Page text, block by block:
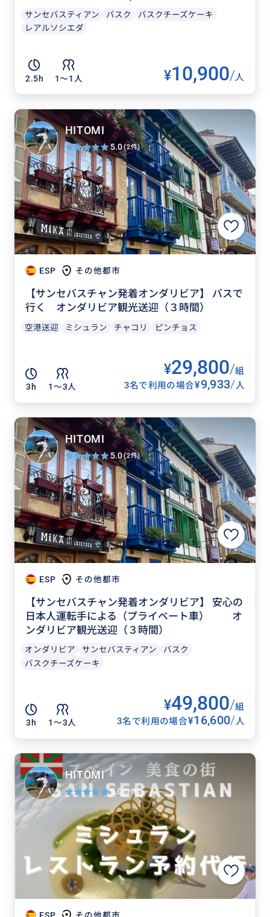
サンセバスティアン バスク
バスクチーズケーキ
レアルソシエダ
2.5h 1〜1人 ¥10,900/人
ESP その他都市
【サンセバスチャン発着オンダリビア】 バスで
行く オンダリビア観光送迎（３時間）
空港送迎 ミシュラン チャコリ ピンチョス
3h 1〜3人
¥29,800/組
3名で利用の場合¥9,933/人
HITOMI
5.0(2件)
ESP その他都市
【サンセバスチャン発着オンダリビア】 安心の
日本人運転手による（プライベート車） オ
ンダリビア観光送迎（３時間）
オンダリビア サンセバスティアン
バスク
バスクチーズケーキ
3h 1〜3人
¥49,800/組
3名で利用の場合¥16,600/人
HITOMI
5.0(2件)
HITOMI
5.0 (2件)